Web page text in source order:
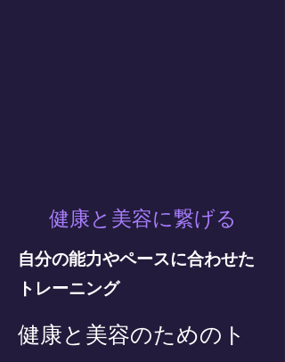
健康と美容に繋げる
自分の能力やペースに合わせた
トレーニング
健康と美容のためのト